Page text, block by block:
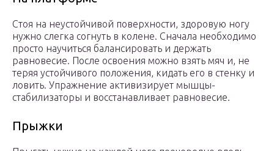
Стоя на неустойчивой поверхности, здоровую ногу
нужно слегка согнуть в колене. Сначала необходимо
просто научиться балансировать и держать
равновесие. После освоения можно взять мяч и, не
теряя устойчивого положения, кидать его в стенку и
ловить. Упражнение активизирует мышцы-
стабилизаторы и восстанавливает равновесие.
Прыжки